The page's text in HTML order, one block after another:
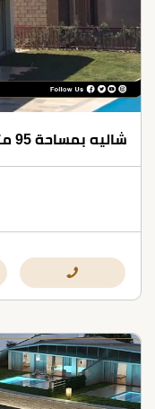
شاليه بمساحة 95 متر مربع في قرية المونت جلالة